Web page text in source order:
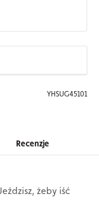
YHSUG45101
Recenzje
żeby iść